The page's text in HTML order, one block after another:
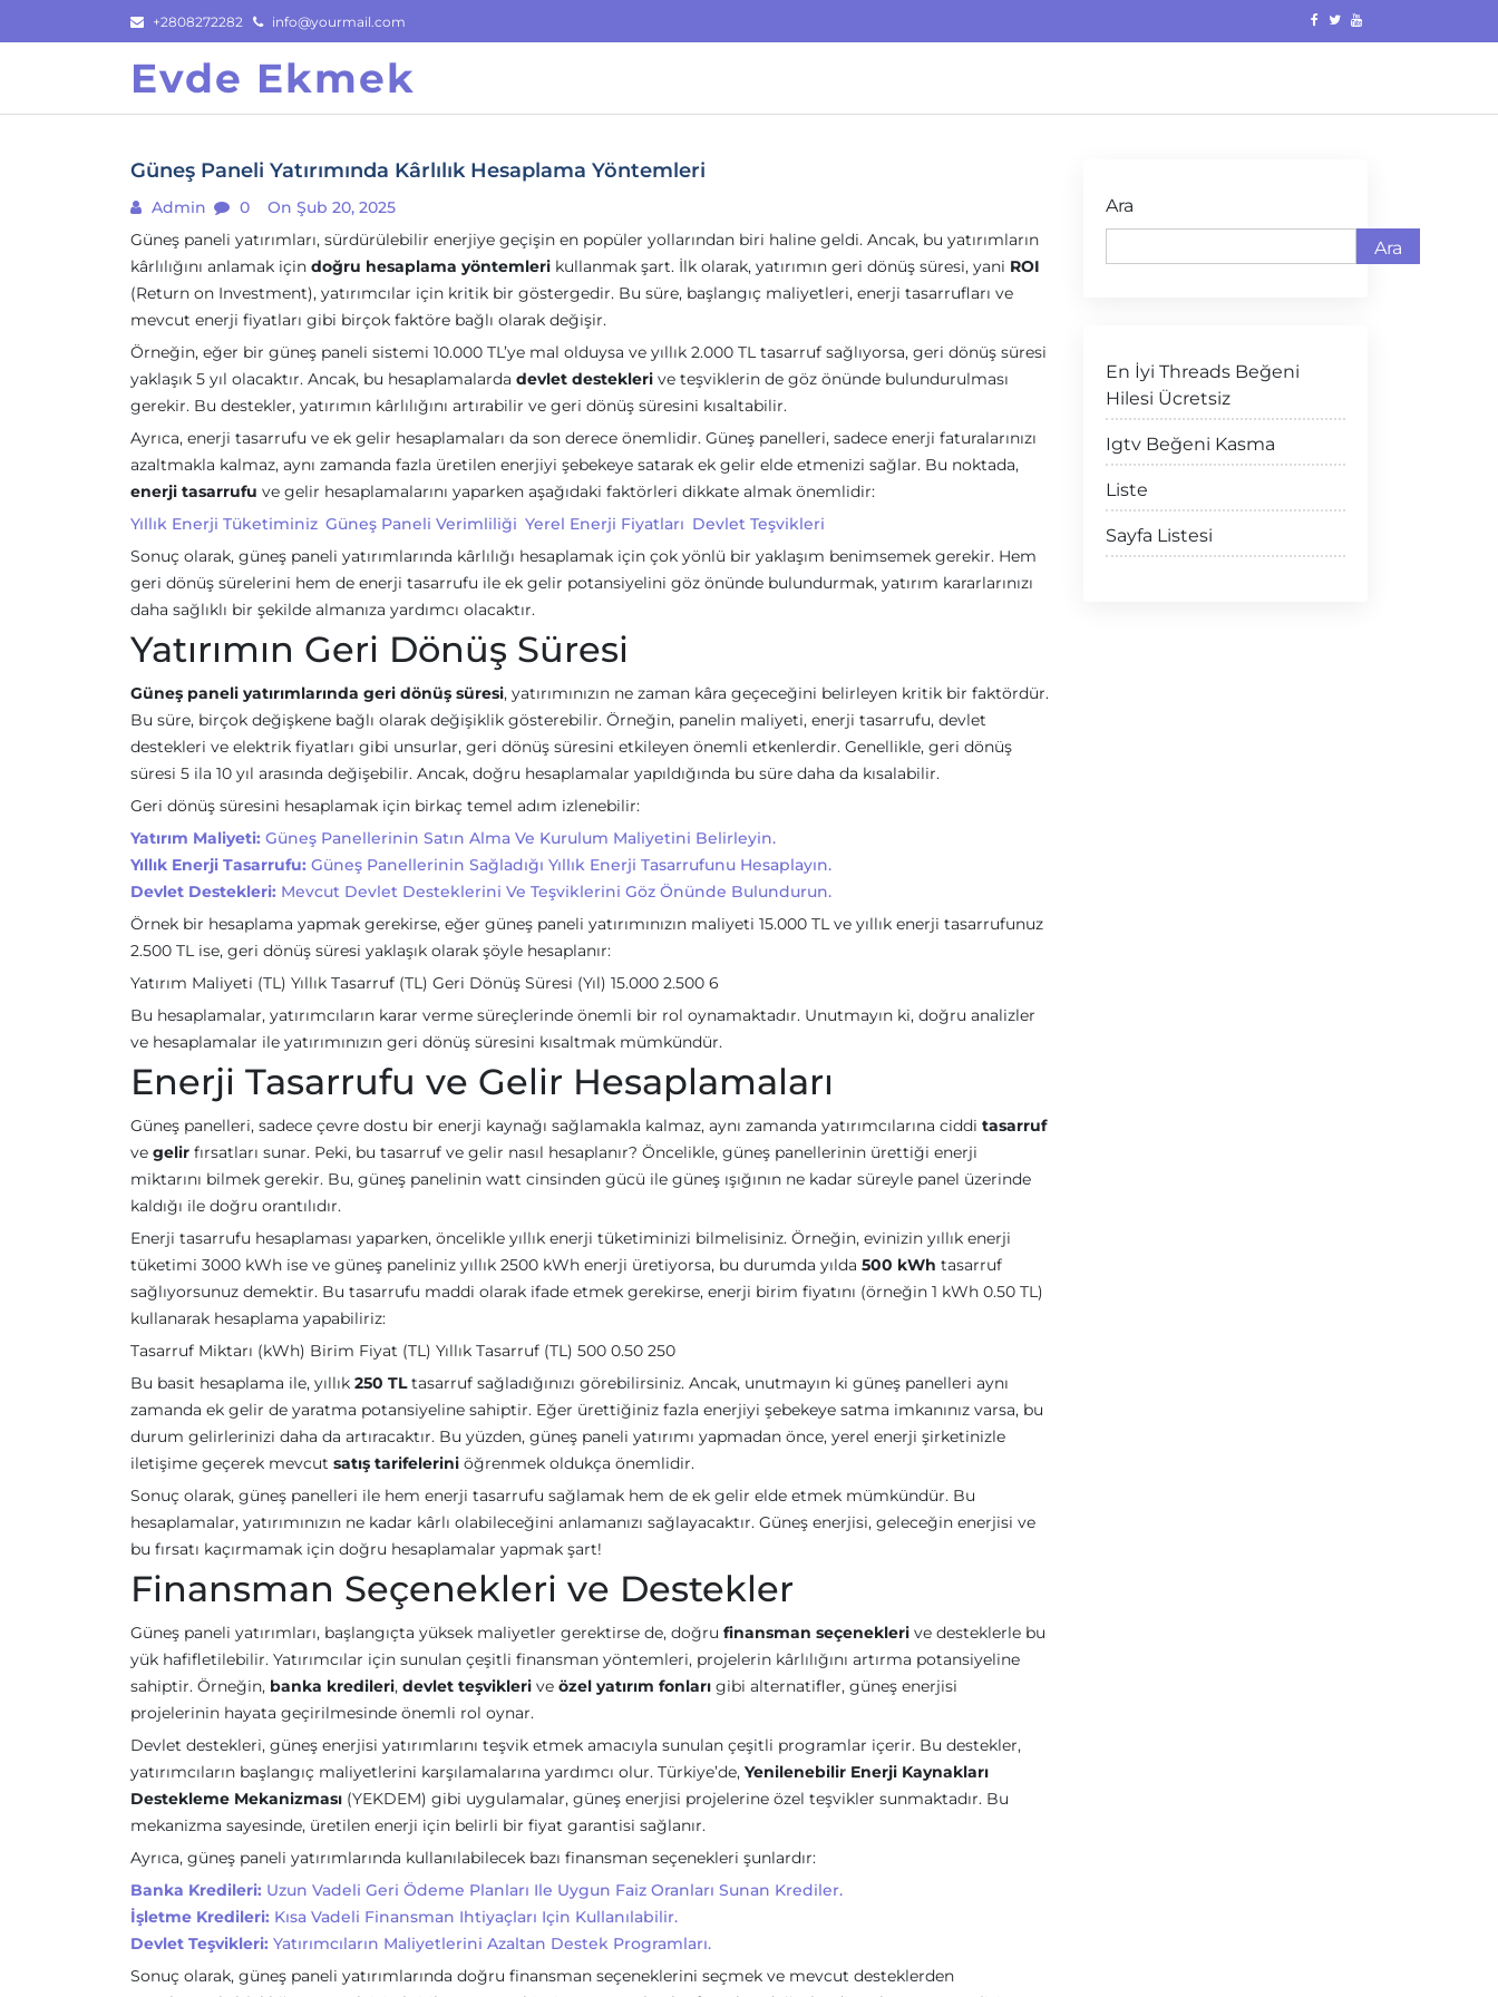
to
+2808272282 info@yourmail.com
Evde Ekmek
Güneş Paneli Yatırımında Kârlılık Hesaplama Yöntemleri
Admin 0
On Şub 20, 2025
Güneş paneli yatırımları, sürdürülebilir enerjiye geçişin en popüler yollarından biri haline geldi. Ancak, bu yatırımların
kârlılığını anlamak için doğru hesaplama yöntemleri kullanmak şart. İlk olarak, yatırımın geri dönüş süresi, yani ROI
(Return on Investment), yatırımcılar için kritik bir göstergedir. Bu süre, başlangıç maliyetleri, enerji tasarrufları ve
mevcut enerji fiyatları gibi birçok faktöre bağlı olarak değişir.
Örneğin, eğer bir güneş paneli sistemi 10.000 TL’ye mal olduysa ve yıllık 2.000 TL tasarruf sağlıyorsa, geri dönüş süresi
yaklaşık 5 yıl olacaktır. Ancak, bu hesaplamalarda devlet destekleri ve teşviklerin de göz önünde bulundurulması
gerekir. Bu destekler, yatırımın kârlılığını artırabilir ve geri dönüş süresini kısaltabilir.
Ayrıca, enerji tasarrufu ve ek gelir hesaplamaları da son derece önemlidir. Güneş panelleri, sadece enerji faturalarınızı
azaltmakla kalmaz, aynı zamanda fazla üretilen enerjiyi şebekeye satarak ek gelir elde etmenizi sağlar. Bu noktada,
enerji tasarrufu ve gelir hesaplamalarını yaparken aşağıdaki faktörleri dikkate almak önemlidir:
Yıllık Enerji Tüketiminiz Güneş Paneli Verimliliği Yerel Enerji Fiyatları Devlet Teşvikleri
Sonuç olarak, güneş paneli yatırımlarında kârlılığı hesaplamak için çok yönlü bir yaklaşım benimsemek gerekir. Hem
geri dönüş sürelerini hem de enerji tasarrufu ile ek gelir potansiyelini göz önünde bulundurmak, yatırım kararlarınızı
daha sağlıklı bir şekilde almanıza yardımcı olacaktır.
Yatırımın Geri Dönüş Süresi
Güneş paneli yatırımlarında geri dönüş süresi, yatırımınızın ne zaman kâra geçeceğini belirleyen kritik bir faktördür.
Bu süre, birçok değişkene bağlı olarak değişiklik gösterebilir. Örneğin, panelin maliyeti, enerji tasarrufu, devlet
destekleri ve elektrik fiyatları gibi unsurlar, geri dönüş süresini etkileyen önemli etkenlerdir. Genellikle, geri dönüş
süresi 5 ila 10 yıl arasında değişebilir. Ancak, doğru hesaplamalar yapıldığında bu süre daha da kısalabilir.
Geri dönüş süresini hesaplamak için birkaç temel adım izlenebilir:
Yatırım Maliyeti: Güneş Panellerinin Satın Alma Ve Kurulum Maliyetini Belirleyin.
Yıllık Enerji Tasarrufu: Güneş Panellerinin Sağladığı Yıllık Enerji Tasarrufunu Hesaplayın.
Devlet Destekleri: Mevcut Devlet Desteklerini Ve Teşviklerini Göz Önünde Bulundurun.
Örnek bir hesaplama yapmak gerekirse, eğer güneş paneli yatırımınızın maliyeti 15.000 TL ve yıllık enerji tasarrufunuz
2.500 TL ise, geri dönüş süresi yaklaşık olarak şöyle hesaplanır:
Yatırım Maliyeti (TL) Yıllık Tasarruf (TL) Geri Dönüş Süresi (Yıl) 15.000 2.500 6
Bu hesaplamalar, yatırımcıların karar verme süreçlerinde önemli bir rol oynamaktadır. Unutmayın ki, doğru analizler
ve hesaplamalar ile yatırımınızın geri dönüş süresini kısaltmak mümkündür.
Enerji Tasarrufu ve Gelir Hesaplamaları
Güneş panelleri, sadece çevre dostu bir enerji kaynağı sağlamakla kalmaz, aynı zamanda yatırımcılarına ciddi tasarruf
ve gelir fırsatları sunar. Peki, bu tasarruf ve gelir nasıl hesaplanır? Öncelikle, güneş panellerinin ürettiği enerji
miktarını bilmek gerekir. Bu, güneş panelinin watt cinsinden gücü ile güneş ışığının ne kadar süreyle panel üzerinde
kaldığı ile doğru orantılıdır.
Enerji tasarrufu hesaplaması yaparken, öncelikle yıllık enerji tüketiminizi bilmelisiniz. Örneğin, evinizin yıllık enerji
tüketimi 3000 kWh ise ve güneş paneliniz yıllık 2500 kWh enerji üretiyorsa, bu durumda yılda 500 kWh tasarruf
sağlıyorsunuz demektir. Bu tasarrufu maddi olarak ifade etmek gerekirse, enerji birim fiyatını (örneğin 1 kWh 0.50 TL)
kullanarak hesaplama yapabiliriz:
Tasarruf Miktarı (kWh) Birim Fiyat (TL) Yıllık Tasarruf (TL) 500 0.50 250
Bu basit hesaplama ile, yıllık 250 TLtasarruf sağladığınızı görebilirsiniz. Ancak, unutmayın ki güneş panelleri aynı
zamanda ek gelir de yaratma potansiyeline sahiptir. Eğer ürettiğiniz fazla enerjiyi şebekeye satma imkanınız varsa, bu
durum gelirlerinizi daha da artıracaktır. Bu yüzden, güneş paneli yatırımı yapmadan önce, yerel enerji şirketinizle
iletişime geçerek mevcut satış tarifelerini öğrenmek oldukça önemlidir.
Sonuç olarak, güneş panelleri ile hem enerji tasarrufu sağlamak hem de ek gelir elde etmek mümkündür. Bu
hesaplamalar, yatırımınızın ne kadar kârlı olabileceğini anlamanızı sağlayacaktır. Güneş enerjisi, geleceğin enerjisi ve
bu fırsatı kaçırmamak için doğru hesaplamalar yapmak şart!
Finansman Seçenekleri ve Destekler
Güneş paneli yatırımları, başlangıçta yüksek maliyetler gerektirse de, doğru finansman seçenekleri ve desteklerle bu
yük hafifletilebilir. Yatırımcılar için sunulan çeşitli finansman yöntemleri, projelerin kârlılığını artırma potansiyeline
sahiptir. Örneğin, banka kredileri, devlet teşvikleri ve özel yatırım fonları gibi alternatifler, güneş enerjisi
projelerinin hayata geçirilmesinde önemli rol oynar.
Devlet destekleri, güneş enerjisi yatırımlarını teşvik etmek amacıyla sunulan çeşitli programlar içerir. Bu destekler,
yatırımcıların başlangıç maliyetlerini karşılamalarına yardımcı olur. Türkiye’de, Yenilenebilir Enerji Kaynakları
Destekleme Mekanizması (YEKDEM) gibi uygulamalar, güneş enerjisi projelerine özel teşvikler sunmaktadır. Bu
mekanizma sayesinde, üretilen enerji için belirli bir fiyat garantisi sağlanır.
Ayrıca, güneş paneli yatırımlarında kullanılabilecek bazı finansman seçenekleri şunlardır:
Banka Kredileri: Uzun Vadeli Geri Ödeme Planları Ile Uygun Faiz Oranları Sunan Krediler.
İşletme Kredileri: Kısa Vadeli Finansman Ihtiyaçları Için Kullanılabilir.
Devlet Teşvikleri: Yatırımcıların Maliyetlerini Azaltan Destek Programları.
Sonuç olarak, güneş paneli yatırımlarında doğru finansman seçeneklerini seçmek ve mevcut desteklerden
Ara
Ara
En İyi Threads Beğeni
Hilesi Ücretsiz
Igtv Beğeni Kasma
Liste
Sayfa Listesi